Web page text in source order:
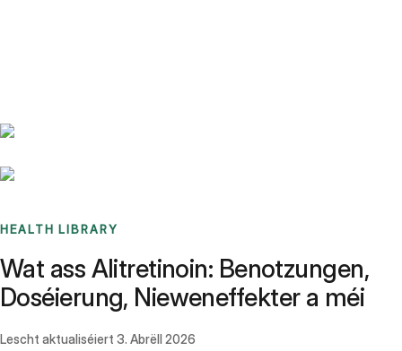
HEALTH LIBRARY
Wat ass Alitretinoin: Benotzungen,
Doséierung, Nieweneffekter a méi
Lescht aktualiséiert 3. Abrëll 2026